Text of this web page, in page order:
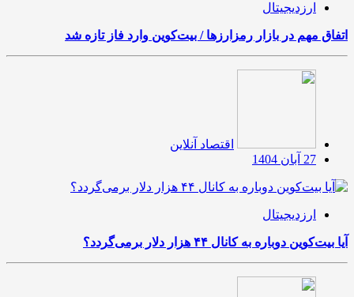
ارزدیجیتال
اتفاق مهم در بازار رمزارزها / بیت‌کوین وارد فاز تازه شد
اقتصاد آنلاین
27 آبان 1404
ارزدیجیتال
آیا بیت‌کوین دوباره به کانال ۴۴ هزار دلار برمی‌گردد؟